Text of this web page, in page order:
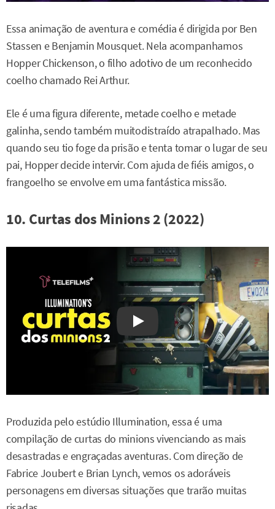
Essa animação de aventura e comédia é dirigida por Ben
Stassen e Benjamin Mousquet. Nela acompanhamos
Hopper Chickenson, o filho adotivo de um reconhecido
coelho chamado Rei Arthur.
Ele é uma figura diferente, metade coelho e metade
galinha, sendo também muitodistraído atrapalhado. Mas
quando seu tio foge da prisão e tenta tomar o lugar de seu
pai, Hopper decide intervir. Com ajuda de fiéis amigos, o
frangoelho se envolve em uma fantástica missão.
10. Curtas dos Minions 2 (2022)
Watch on YouTube
Produzida pelo estúdio Illumination, essa é uma
compilação de curtas do minions vivenciando as mais
desastradas e engraçadas aventuras. Com direção de
Fabrice Joubert e Brian Lynch, vemos os adoráveis
personagens em diversas situações que trarão muitas